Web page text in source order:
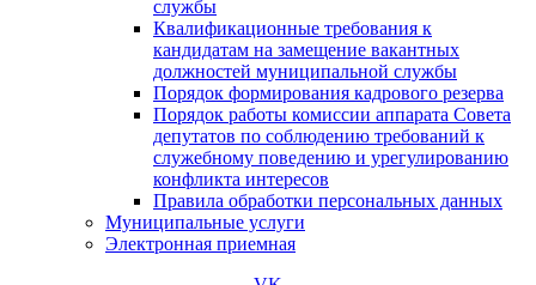
службы
Квалификационные требования к
кандидатам на замещение вакантных
должностей муниципальной службы
Порядок формирования кадрового резерва
Порядок работы комиссии аппарата Совета
депутатов по соблюдению требований к
служебному поведению и урегулированию
конфликта интересов
Правила обработки персональных данных
Муниципальные услуги
Электронная приемная